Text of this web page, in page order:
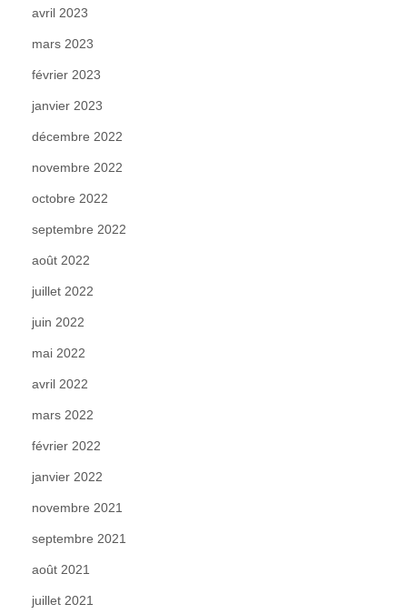
avril 2023
mars 2023
février 2023
janvier 2023
décembre 2022
novembre 2022
octobre 2022
septembre 2022
août 2022
juillet 2022
juin 2022
mai 2022
avril 2022
mars 2022
février 2022
janvier 2022
novembre 2021
septembre 2021
août 2021
juillet 2021